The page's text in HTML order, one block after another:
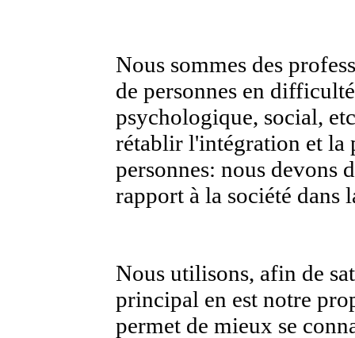
Nous sommes des
de personnes en
psychologique, social,
rétablir l'intégration et la
personnes: nous devons
rapport à la société dans
Nous utilisons, afin de
principal en est notre
permet de mieux se